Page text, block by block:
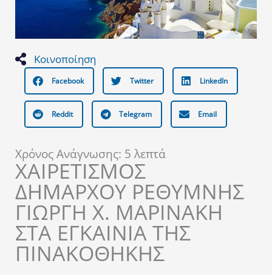
Κοινοποίηση
Facebook Twitter LinkedIn
Reddit Telegram Email
Χρόνος Ανάγνωσης: 5 λεπτά
ΧΑΙΡΕΤΙΣΜΟΣ
ΔΗΜΑΡΧΟΥ ΡΕΘΥΜΝΗΣ
ΓΙΩΡΓΗ Χ. ΜΑΡΙΝΑΚΗ
ΣΤΑ ΕΓΚΑΙΝΙΑ ΤΗΣ
ΠΙΝΑΚΟΘΗΚΗΣ